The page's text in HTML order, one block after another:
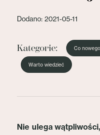
Dodano: 2021-05-11
Kategorie: Co
Warto wiedzieć
Nie ulega